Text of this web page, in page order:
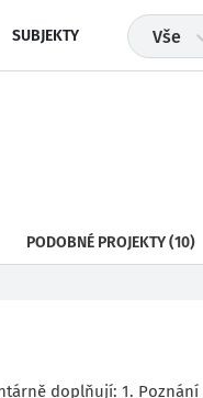
SUBJEKTY Vše
PODOBNÉ PROJEKTY(10)
doplňují: 1.